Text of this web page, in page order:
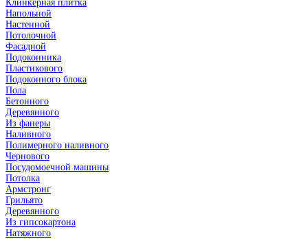
Клинкерная плитка
Напольной
Настенной
Потолочной
Фасадной
Подоконника
Пластикового
Подоконного блока
Пола
Бетонного
Деревянного
Из фанеры
Наливного
Полимерного наливного
Чернового
Посудомоечной машины
Потолка
Армстронг
Грильято
Деревянного
Из гипсокартона
Натяжного